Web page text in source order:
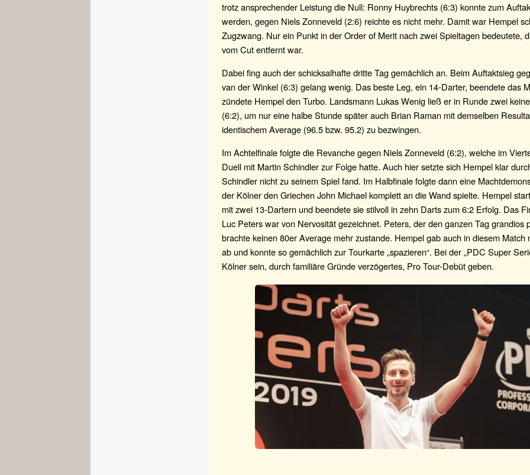
trotz ansprechender Leistung die Null: Ronny Huybrechts (6:3) konnte zum
werden, gegen Niels Zonneveld (2:6) reichte es nicht mehr. Damit war Hempel
Zugzwang. Nur ein Punkt in der Order of Merit nach zwei Spieltagen bedeutete,
vom Cut entfernt war.
Dabei fing auch der schicksalhafte dritte Tag gemächlich an. Beim Auftaktsieg
van der Winkel (6:3) gelang wenig. Das beste Leg, ein 14-Darter, beendete das
zündete Hempel den Turbo. Landsmann Lukas Wenig ließ er in Runde zwei
(6:2), um nur eine halbe Stunde später auch Brian Raman mit demselben
identischem Average (96.5 bzw. 95.2) zu bezwingen.
Im Achtelfinale folgte die Revanche gegen Niels Zonneveld (6:2), welche im
Duell mit Martin Schindler zur Folge hatte. Auch hier setzte sich Hempel klar
Schindler nicht zu seinem Spiel fand. Im Halbfinale folgte dann eine
der Kölner den Griechen John Michael komplett an die Wand spielte. Hempel
mit zwei 13-Dartern und beendete sie stilvoll in zehn Darts zum 6:2 Erfolg. Das
Luc Peters war von Nervosität gezeichnet. Peters, der den ganzen Tag grandios
brachte keinen 80er Average mehr zustande. Hempel gab auch in diesem Match
ab und konnte so gemächlich zur Tourkarte „spazieren“. Bei der „PDC Super
Kölner sein, durch familiäre Gründe verzögertes, Pro Tour-Debüt geben.